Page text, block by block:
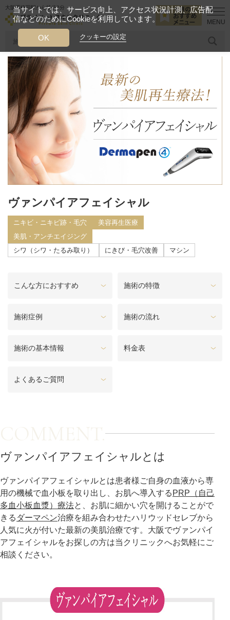
大阪西梅田駅から徒歩2分
人気のワード 糸リフト
今月のおすすめメニュー
当クリニック月替わりのおすすめのメニュー
プライベートスキンクリニックが
選ばれる理由
クリニックについて
料金一覧
お悩みで探す 施術メニュー
アフターケア オンライン診療
よくあるご質問
オンラインショップ
診療メニュー ニキビ・ニキビ跡・毛穴 ヴァンパイアフ
ヴァンパイアフェイシャル
ニキビ・ニキビ跡・毛穴
美容再生医療
美肌・アンチエイジング
シワ（シワ・たるみ取り）
にきび・毛穴改善 マシン
こんな方におすすめ 施術の特徴
施術症例 施術の流れ
施術の基本情報 料金表
よくあるご質問
ヴァンパイアフェイシャルとは
ヴァンパイアフェイシャルとは患者様ご自身の血液から専
用の機械で血小板を取り出し、お肌へ導入する PRP（自己
多血小板血漿）療法と、お肌に細かい穴を開けることがで
きる ダーマペン治療を組み合わせたハリウッドセレブから
人気に火が付いた最新の美肌治療です。大阪でヴァンパイ
アフェイシャルをお探しの方は当クリニックへお気軽にご
相談ください。
当サイトでは、サービス向上、アクセス状況計測、広告配
信などのためにCookieを利用しています。
クッキーの設定
OK